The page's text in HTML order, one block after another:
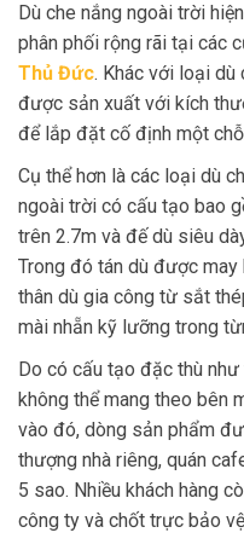
Dù che nắng ngoài trời
phân phối rộng rãi tại các
Thủ Đức. Khác với loại dù
được sản xuất với kích
để lắp đặt cố định một
Cụ thể hơn là các loại dù
ngoài trời có cấu tạo bao
trên 2.7m và đế dù siêu
Trong đó tán dù được
thân dù gia công từ sắt
mài nhẵn kỹ lưỡng trong
Do có cấu tạo đặc thù
không thể mang theo bên
vào đó, dòng sản phẩm
thượng nhà riêng, quán
5 sao. Nhiều khách hàng
công ty và chốt trực bảo